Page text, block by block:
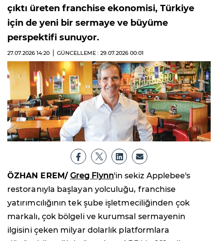
çıktı üreten franchise ekonomisi, Türkiye
için de yeni bir sermaye ve büyüme
perspektifi sunuyor.
27.07.2026 14:20 GÜNCELLEME : 29.07.2026 00:01
ÖZHAN EREM/ Greg Flynn'in sekiz Applebee's
restoranıyla başlayan yolculuğu, franchise
yatırımcılığının tek şube işletmeciliğinden çok
markalı, çok bölgeli ve kurumsal sermayenin
ilgisini çeken milyar dolarlık platformlara